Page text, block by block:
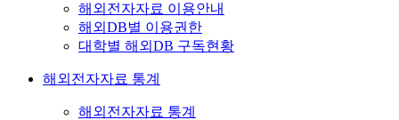
해외전자자료 이용안내
해외DB별 이용권한
대학별 해외DB 구독현황
해외전자자료 통계
해외전자자료 통계